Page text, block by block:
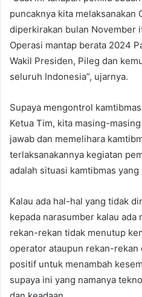
puncaknya kita melaksanakan
diperkirakan bulan November
Operasi mantap berata 2024
Wakil Presiden, Pileg dan
seluruh Indonesia”, ujarnya.
Supaya mengontrol
Ketua Tim, kita masing-
jawab dan memelihara
terlaksanakannya kegiatan
adalah situasi kamtibmas yang
Kalau ada hal-hal yang tidak
kepada narasumber kalau ada
rekan-rekan tidak menutup
operator ataupun rekan-rekan
positif untuk menambah
supaya ini yang namanya